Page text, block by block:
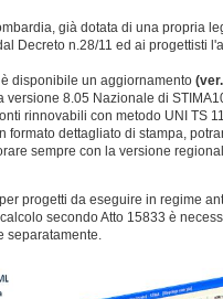
già dotata di una propria
Decreto n.28/11 ed ai progettisti
disponibile un aggiornamento
versione 8.05 Nazionale di
rinnovabili con metodo UNI TS
formato dettagliato di stampa,
sempre con la versione
progetti da eseguire in regime
secondo Atto 15833 è
separatamente.